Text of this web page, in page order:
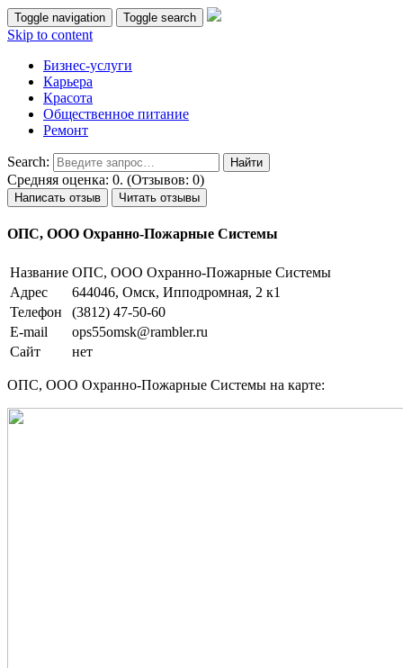
Toggle navigation Toggle search
Skip to content
Бизнес-услуги
Карьера
Красота
Общественное питание
Ремонт
Search:
Средняя оценка: 0. (Отзывов: 0)
Написать отзыв Читать отзывы
ОПС, ООО Охранно-Пожарные Системы
Название ОПС, ООО Охранно-Пожарные Системы
Адрес
644046, Омск, Ипподромная, 2 к1
Телефон
(3812) 47-50-60
E-mail
ops55omsk@rambler.ru
Сайт
нет
ОПС, ООО Охранно-Пожарные Системы на карте: